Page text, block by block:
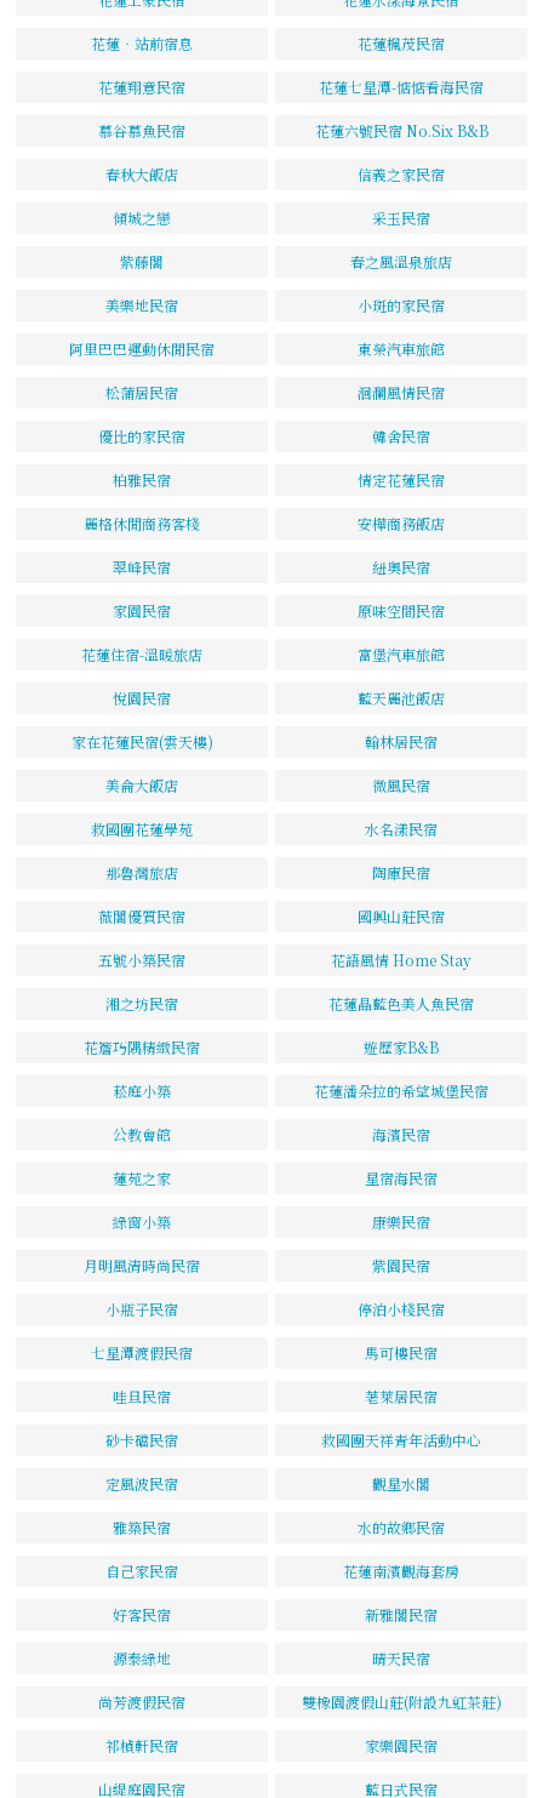
花蓮‧站前宿息 花蓮楓茂民宿
花蓮翔意民宿 花蓮七星潭-惦惦看海民宿
慕谷慕魚民宿 花蓮六號民宿 No.Six B&B
春秋大飯店 信義之家民宿
傾城之戀 采玉民宿
紫藤閣 春之風溫泉旅店
美樂地民宿 小斑的家民宿
阿里巴巴運動休閒民宿 東榮汽車旅館
松蒲居民宿 洄瀾風情民宿
優比的家民宿 韓舍民宿
柏雅民宿 情定花蓮民宿
麗格休閒商務客棧 安樺商務飯店
翠峰民宿 紐奧民宿
家園民宿 原味空間民宿
花蓮住宿-溫暖旅店 富堡汽車旅館
悅園民宿 藍天麗池飯店
家在花蓮民宿(雲天樓) 翰林居民宿
美侖大飯店 微風民宿
救國團花蓮學苑 水名漾民宿
那魯灣旅店 陶庫民宿
薇閣優質民宿 國興山莊民宿
五號小築民宿 花語風情 Home Stay
湘之坊民宿 花蓮晶藍色美人魚民宿
花簷巧隅精緻民宿 遊歷家B&B
菘庭小築 花蓮潘朵拉的希望城堡民宿
公教會館 海濱民宿
蓮苑之家 星宿海民宿
綠窗小築 康樂民宿
月明風清時尚民宿 紫園民宿
小瓶子民宿 停泊小棧民宿
七星潭渡假民宿 馬可樓民宿
哇旦民宿 荖萊居民宿
砂卡礑民宿 救國團天祥青年活動中心
定風波民宿 觀星水閣
雅築民宿 水的故鄉民宿
自己家民宿 花蓮南濱觀海套房
好客民宿 新雅閣民宿
源泰綠地 晴天民宿
尚芳渡假民宿 雙橡園渡假山莊(附設九虹茶莊)
祁楨軒民宿 家樂園民宿
山緹庭園民宿 藍日式民宿